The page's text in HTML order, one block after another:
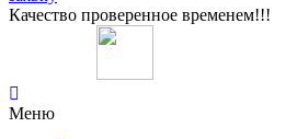
Качество проверенное временем!!!
Меню